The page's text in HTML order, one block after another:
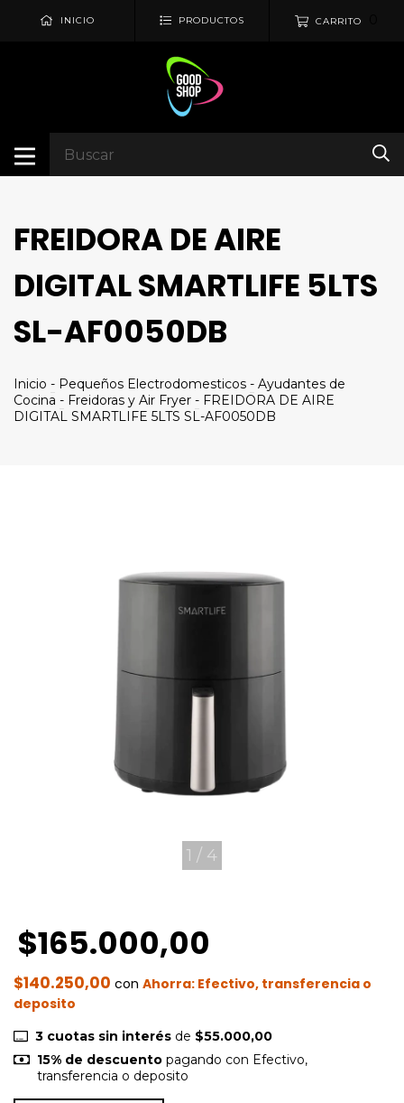
INICIO PRODUCTOS CARRITO
FREIDORA DE AIRE
DIGITAL SMARTLIFE 5LTS
SL-AF0050DB
Inicio - Pequeños Electrodomesticos - Ayudantes de
Cocina - Freidoras y Air Fryer - FREIDORA DE AIRE
DIGITAL SMARTLIFE 5LTS SL-AF0050DB
1 / 4
$165.000,00
$140.250,00 con
Efectivo, transferencia o
deposito
3cuotas sin interésde $55.000,00
15% de descuentopagando con Efectivo,
transferencia o deposito